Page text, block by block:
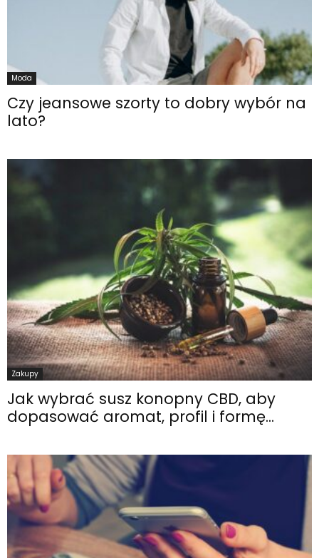
Moda
Czy jeansowe szorty to dobry wybór na
lato?
Zakupy
Jak wybrać susz konopny CBD, aby
dopasować aromat, profil i formę...